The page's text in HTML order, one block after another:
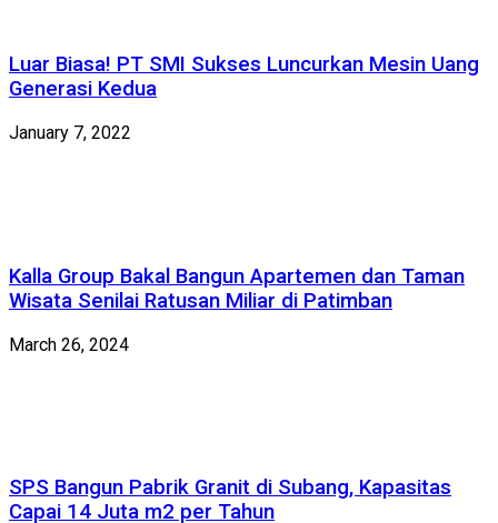
Luar Biasa! PT SMI Sukses Luncurkan Mesin Uang
Generasi Kedua
January 7, 2022
Kalla Group Bakal Bangun Apartemen dan Taman
Wisata Senilai Ratusan Miliar di Patimban
March 26, 2024
SPS Bangun Pabrik Granit di Subang, Kapasitas
Capai 14 Juta m2 per Tahun